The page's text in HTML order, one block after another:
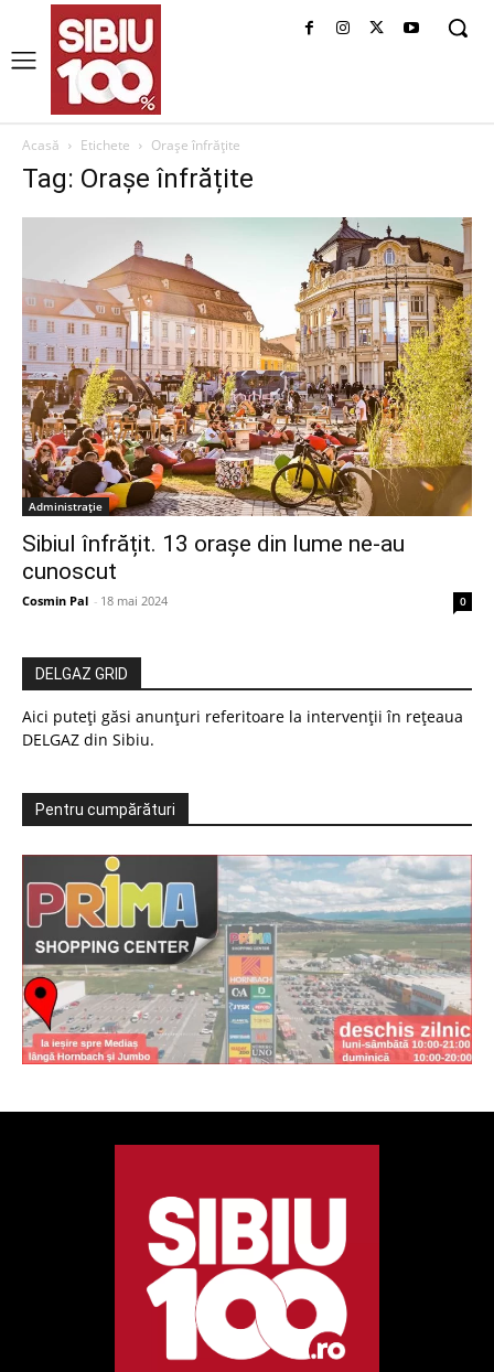
Acasă Etichete Orașe înfrățite
Tag: Orașe înfrățite
Administrație
Sibiul înfrățit. 13 orașe din lume ne-au
cunoscut
Cosmin Pal - 18 mai 2024 0
DELGAZ GRID
Aici puteți găsi anunțuri referitoare la intervenții în rețeaua
DELGAZ din Sibiu.
Pentru cumpărături